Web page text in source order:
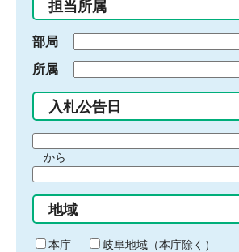
力
担当所属
部局
所属
入札公告日
間
始
り
から
間
終
わ
地域
本庁
岐阜地域（本庁除く）